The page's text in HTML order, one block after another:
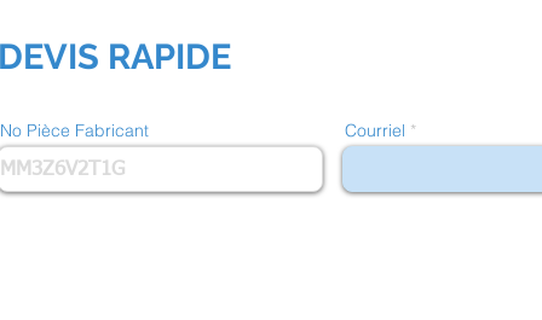
RAPIDE
No Pièce Fabricant Courriel